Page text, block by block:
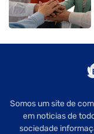
Somos um site de
em noticias de
sociedade